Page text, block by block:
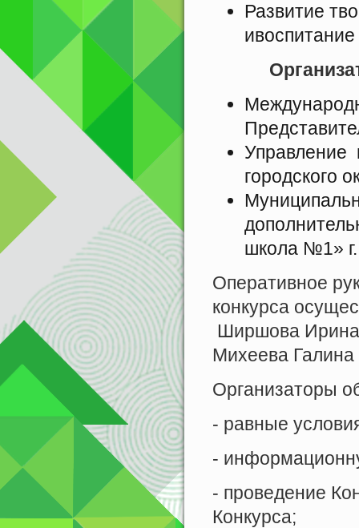
Развитие
ивоспитание
Управление
городского
школа №1» г.
Оперативное
конкурса
Ширшова
Михеева
Организаторы
- равные
-
- проведение
Конкурса;